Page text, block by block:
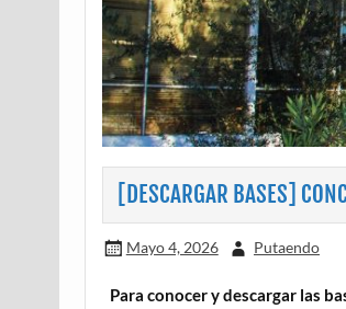
[DESCARGAR BASES]
Mayo 4, 2026 Putaendo
Para conocer y descargar las